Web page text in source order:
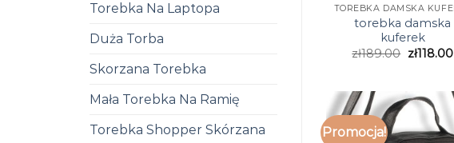
Torebka Na Laptopa
Duża Torba
Skorzana Torebka
Mała Torebka Na Ramię
Torebka Shopper Skórzana
torebka damska
kuferek
zł189.00 zł118.00
Promocja!